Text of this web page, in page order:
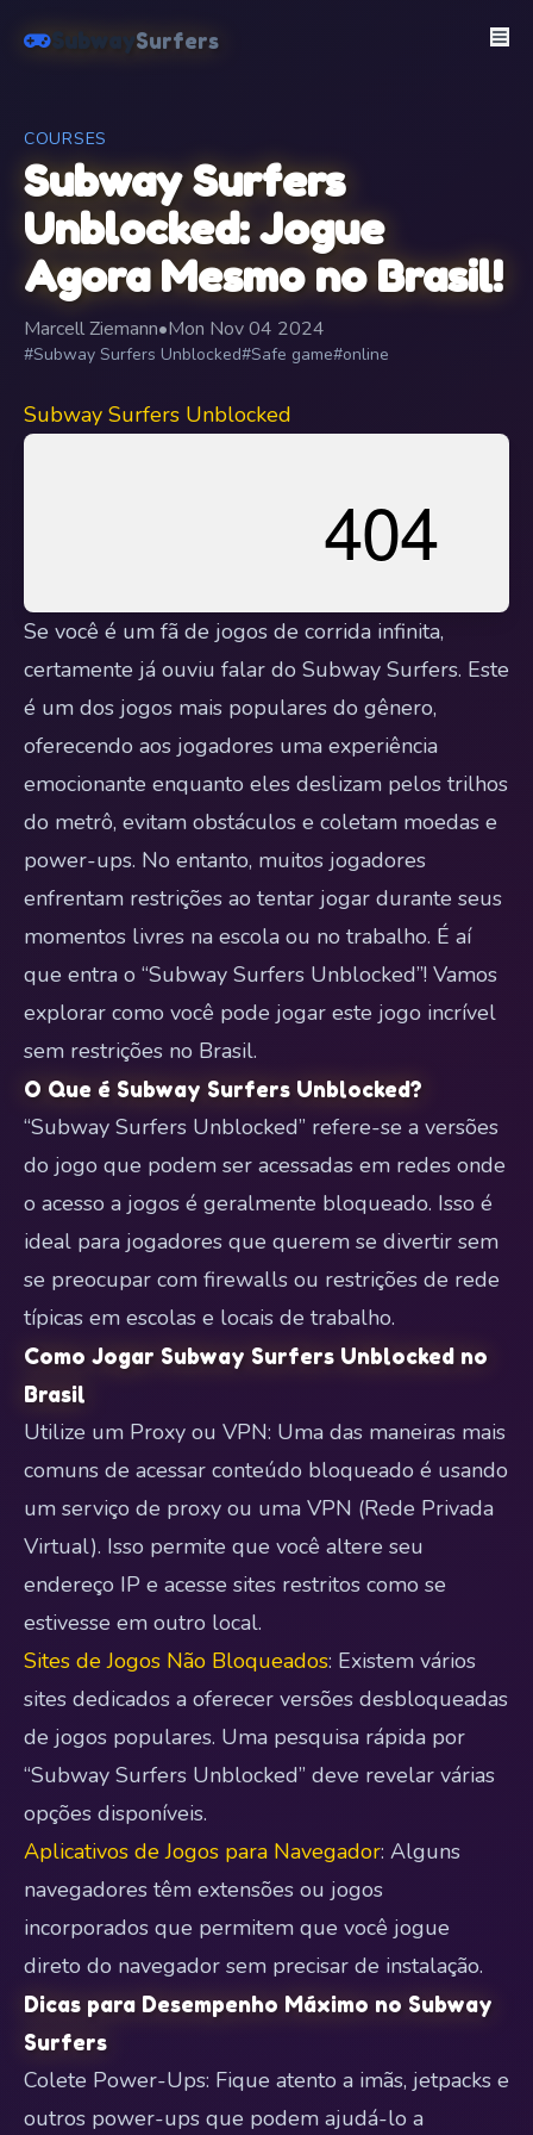
SubwaySurfers
COURSES
Subway Surfers
Unblocked: Jogue
Agora Mesmo no Brasil!
Marcell Ziemann•Mon Nov 04 2024
#Subway Surfers Unblocked#Safe game#online
Subway Surfers Unblocked
Se você é um fã de jogos de corrida infinita,
certamente já ouviu falar do Subway Surfers. Este
é um dos jogos mais populares do gênero,
oferecendo aos jogadores uma experiência
emocionante enquanto eles deslizam pelos trilhos
do metrô, evitam obstáculos e coletam moedas e
power-ups. No entanto, muitos jogadores
enfrentam restrições ao tentar jogar durante seus
momentos livres na escola ou no trabalho. É aí
que entra o “Subway Surfers Unblocked”! Vamos
explorar como você pode jogar este jogo incrível
sem restrições no Brasil.
O Que é Subway Surfers Unblocked?
“Subway Surfers Unblocked” refere-se a versões
do jogo que podem ser acessadas em redes onde
o acesso a jogos é geralmente bloqueado. Isso é
ideal para jogadores que querem se divertir sem
se preocupar com firewalls ou restrições de rede
típicas em escolas e locais de trabalho.
Como Jogar Subway Surfers Unblocked no
Brasil
Utilize um Proxy ou VPN: Uma das maneiras mais
comuns de acessar conteúdo bloqueado é usando
um serviço de proxy ou uma VPN (Rede Privada
Virtual). Isso permite que você altere seu
endereço IP e acesse sites restritos como se
estivesse em outro local.
Sites de Jogos Não Bloqueados: Existem vários
sites dedicados a oferecer versões desbloqueadas
de jogos populares. Uma pesquisa rápida por
“Subway Surfers Unblocked” deve revelar várias
opções disponíveis.
Aplicativos de Jogos para Navegador: Alguns
navegadores têm extensões ou jogos
incorporados que permitem que você jogue
direto do navegador sem precisar de instalação.
Dicas para Desempenho Máximo no Subway
Surfers
Colete Power-Ups: Fique atento a imãs, jetpacks e
outros power-ups que podem ajudá-lo a